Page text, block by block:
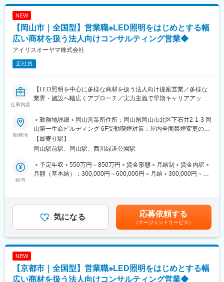
で成長を続けるグローバルメーカーです。
「メーカー＋ベンダー」機能を持つ当社ならではのスピード感あ
る商品開発や提案が可能。
変更の範囲：会社の定める業務
施工体制：工事はグループ会社や外部協力会社と連携して実施
勤務条件の目安：残業はおよそ月40時間程度想定、そのほかに直
行直帰や出張などもあり
材、スポーツ・ストア・IoTソリューション、オフィス家具など多
数。グループ全体のシナジーを活かし、顧客ごとに最適な組み合
■教育体制
入社後は商品知識・事業理解・提案研修など充実。未経験分野で
も安心して成長できる環境です。
■就業環境
年間休日120日・週休2日制／福利厚生・各種手当あり
いキャリア形成が可能です。
360度評価の実力主義で、若手でも早期にマネジメントやプレイ
ングマネージャーとして活躍できる機会があります。
で成長を続けるグローバルメーカーです。
「メーカー＋ベンダー」機能を持つ当社ならではのスピード感あ
記です。
NEW
【岡山市｜全国型】営業職※LED照明をはじめとする幅
広い商材を扱う法人向けコンサルティング営業◆
アイリスオーヤマ株式会社
正社員
仕事内容
【LED照明を中心に多様な商材を扱う法人向け提案営業／多様な
業界・施設へ幅広くアプローチ／実力主義で早期キャリアアップ
■業務概要
当社の営業職として、主に官公庁や民間企業など多様な法人顧客
へLED照明や各種設備機器、内装資材など幅広い商材を提案しま
す。既存顧客へのルート営業を中心に新規開拓も並行し、顧客の
課題やニーズに応じた最適なソリューションを提供します。
取扱商品：LED照明、空調・エアソリューション、映像機器、建
築資材などを組み合わせて提案
提案の目的：施設の省エネ化、快適性向上、コスト削減など顧客
社会貢献度の高い業務も含む
施工体制：工事はグループ会社や外部協力会社と連携して実施
勤務地
＜勤務地詳細＞岡山営業所住所：岡山県岡山市北区下石井2-1-3 岡
山第一生命ビルディング 6F受動喫煙対策：屋内全面禁煙変更の範
囲：会社の定める事業所
【最寄り駅】
岡山駅前駅、岡山駅、西川緑道公園駅
給与
＜予定年収＞550万円～850万円＜賃金形態＞月給制＜賃金内訳＞
月額（基本給）：300,000円～600,000円＜月給＞300,000円～
る可能性がございます。※休日出勤手当あり※リーダー職は固定残
業手当（50,000円／20～25h／超過分別途支給）※管理監督職は時
間外手当の対象外賃金はあくまでも目安の金額であり、選考を通
じて上下する可能性があります。月給(月額)は固定手当を含めた表
記です。
気になる 応募依頼する
（エージェントサービス）
NEW
【京都市｜全国型】営業職※LED照明をはじめとする幅
広い商材を扱う法人向けコンサルティング営業◆